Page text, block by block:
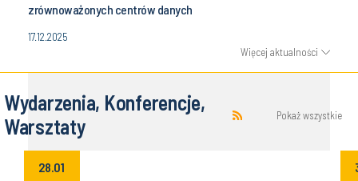
zrównoważonych centrów danych
17.12.2025
Więcej aktualności
Wydarzenia, Konferencje,
Warsztaty
Pokaż wszystkie
28.01